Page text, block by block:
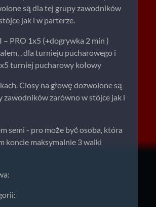
są dla tej grupy zawodników
jak i w parterze.
– PRO 1x5 (+dogrywka 2 min )
, dla turnieju pucharowego i
turniej pucharowy kołowy
Ciosy na głowę dozwolone są
zawodników zarówno w stójce jak i
semi - pro może być osoba, która
koncie maksymalnie 3 walki